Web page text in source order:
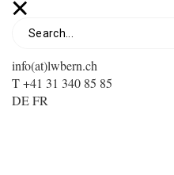
info(at)lwbern.ch
T +41 31 340 85 85
DEFR